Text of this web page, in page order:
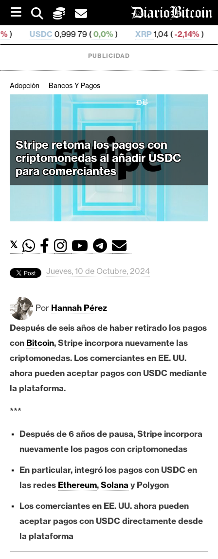
i
p
t
o
0,999 79 (0,0%) XRP1,04 ( -2,14%) SOL73,46 (
i
p
t
o
M
c
d
o
s
B
i
t
c
o
i
n
h
e
e
u
I
A
PUBLICIDAD
Adopción Bancos Y Pagos
Stripe retoma los pagos con
criptomonedas al añadir USDC
para comerciantes
𝕏
Jueves, 10 de Octubre, 2024
Por Hannah Pérez
Después de seis años de haber retirado los pagos
con Bitcoin, Stripe incorpora nuevamente las
criptomonedas. Los comerciantes en EE. UU.
ahora pueden aceptar pagos con USDC mediante
la plataforma.
***
Después de 6 años de pausa, Stripe incorpora
nuevamente los pagos con criptomonedas
En particular, integró los pagos con USDC en
las redes Ethereum,Solanay Polygon
Los comerciantes en EE. UU. ahora pueden
aceptar pagos con USDC directamente desde
la plataforma